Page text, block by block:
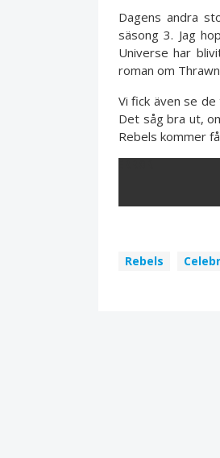
Dagens andra
säsong 3. Jag
Universe har
roman om
Vi fick även se
Det såg bra ut,
Rebels kommer
Rebels